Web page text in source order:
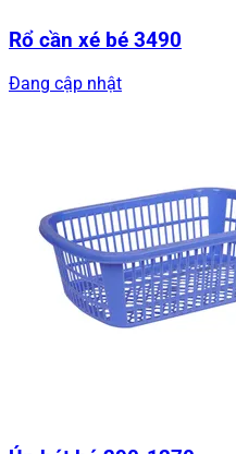
Rổ cần xé bé 3490
Đang cập nhật